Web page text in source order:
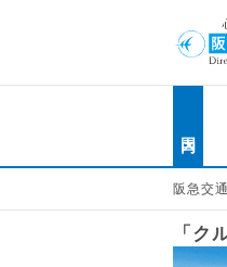
阪急交
「ク